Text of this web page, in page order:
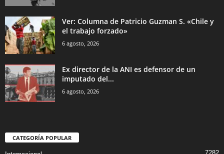
Ver: Columna de Patricio Guzman S. «Chile y
el trabajo forzado»
6 agosto, 2026
Ex director de la ANI es defensor de un
imputado del...
6 agosto, 2026
CATEGORÍA POPULAR